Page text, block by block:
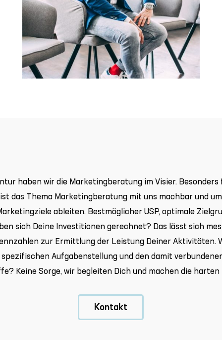
haben wir die Marketingberatung im Visier.
das Thema Marketingberatung mit uns machbar und
ableiten. Bestmöglicher USP, optimale
sich Deine Investitionen gerechnet? Das lässt sich
zur Ermittlung der Leistung Deiner Aktivitäten.
Aufgabenstellung und den damit
Keine Sorge, wir begleiten Dich und machen die
Kontakt